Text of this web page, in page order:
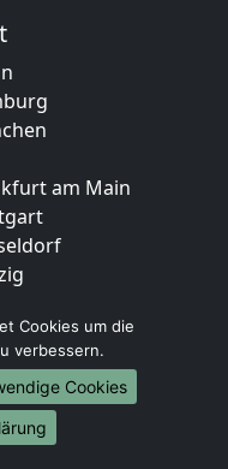
am Main
Cookies um die
verbessern.
Cookies